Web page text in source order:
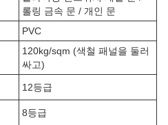
롤링 금속 문 / 개인 문
PVC
120kg/sqm (색철 패널을 둘러
싸고)
12등급
8등급